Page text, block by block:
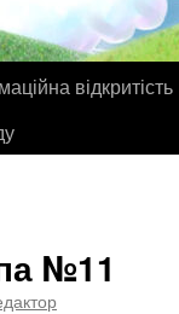
відкритість
№11